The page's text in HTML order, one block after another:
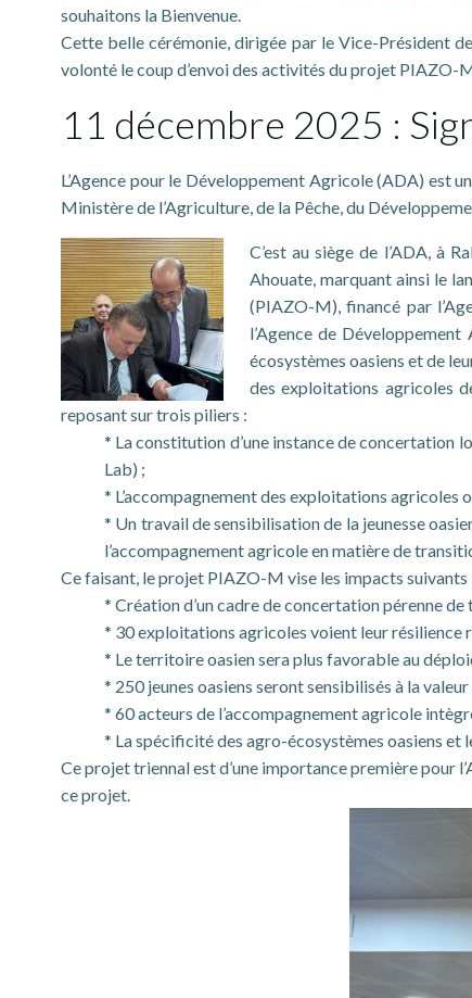
souhaitons la Bienvenue.
Cette belle cérémonie, dirigée par le Vice-Président
volonté le coup d’envoi des activités du projet PIAZO-
11 décembre 2025 :
L’Agence pour le Développement Agricole (ADA) est
Ministère de l’Agriculture, de la Pêche, du
C’est au siège de l’ADA, à
Ahouate, marquant ainsi le
(PIAZO-M), financé par
l’Agence de
écosystèmes oasiens et de
des exploitations agricoles
reposant sur trois piliers :
* La constitution d’une instance de concertation
Lab) ;
* L’accompagnement des exploitations agricoles
* Un travail de sensibilisation de la jeunesse
l’accompagnement agricole en matière de
Ce faisant, le projet PIAZO-M vise les impacts suivants
* Création d’un cadre de concertation pérenne de
* 30 exploitations agricoles voient leur résilience
* Le territoire oasien sera plus favorable au
* 250 jeunes oasiens seront sensibilisés à la
* 60 acteurs de l’accompagnement agricole
* La spécificité des agro-écosystèmes oasiens
Ce projet triennal est d’une importance première pour
ce projet.